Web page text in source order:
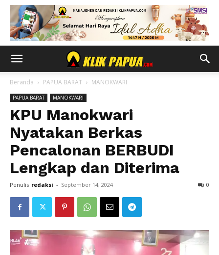
Beranda PAPUA BARAT MANOKWARI
PAPUA BARAT MANOKWARI
KPU Manokwari
Nyatakan Berkas
Pencalonan BERBUDI
Lengkap dan Diterima
Penulis redaksi - September 14, 2024 0